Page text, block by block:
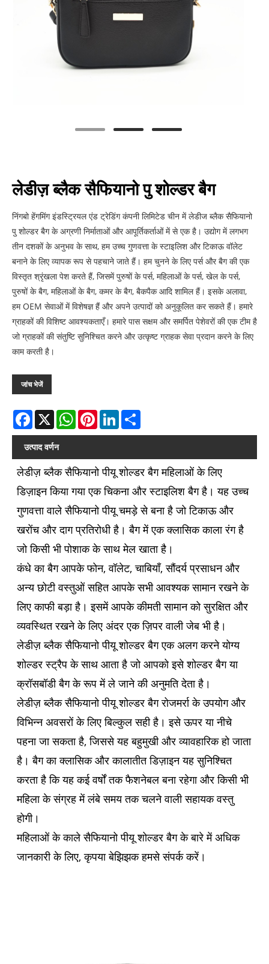
लेडीज़ ब्लैक सैफियानो पु शोल्डर बैग
निंगबो हेंगमिंग इंडस्ट्रियल एंड ट्रेडिंग कंपनी लिमिटेड चीन में लेडीज ब्लैक सैफियानो
पु शोल्डर बैग के अग्रणी निर्माताओं और आपूर्तिकर्ताओं में से एक है। उद्योग में लगभग
तीन दशकों के अनुभव के साथ, हम उच्च गुणवत्ता के स्टाइलिश और टिकाऊ वॉलेट
बनाने के लिए व्यापक रूप से पहचाने जाते हैं। हम चुनने के लिए पर्स और बैग की एक
विस्तृत श्रृंखला पेश करते हैं, जिसमें पुरुषों के पर्स, महिलाओं के पर्स, खेल के पर्स,
पुरुषों के बैग, महिलाओं के बैग, कमर के बैग, बैकपैक आदि शामिल हैं। इसके अलावा,
हम OEM सेवाओं में विशेषज्ञ हैं और अपने उत्पादों को अनुकूलित कर सकते हैं। हमारे
ग्राहकों की विशिष्ट आवश्यकताएँ। हमारे पास सक्षम और समर्पित पेशेवरों की एक टीम है
जो ग्राहकों की संतुष्टि सुनिश्चित करने और उत्कृष्ट ग्राहक सेवा प्रदान करने के लिए
काम करती है।
जांच भेजें
Facebook
X WhatsAppPinterestLinkedIn
उत्पाद वर्णन
लेडीज़ ब्लैक सैफियानो पीयू शोल्डर बैग महिलाओं के लिए
डिज़ाइन किया गया एक चिकना और स्टाइलिश बैग है। यह उच्च
गुणवत्ता वाले सैफियानो पीयू चमड़े से बना है जो टिकाऊ और
खरोंच और दाग प्रतिरोधी है। बैग में एक क्लासिक काला रंग है
जो किसी भी पोशाक के साथ मेल खाता है।
कंधे का बैग आपके फोन, वॉलेट, चाबियाँ, सौंदर्य प्रसाधन और
अन्य छोटी वस्तुओं सहित आपके सभी आवश्यक सामान रखने के
लिए काफी बड़ा है। इसमें आपके कीमती सामान को सुरक्षित और
व्यवस्थित रखने के लिए अंदर एक ज़िपर वाली जेब भी है।
लेडीज़ ब्लैक सैफियानो पीयू शोल्डर बैग एक अलग करने योग्य
शोल्डर स्ट्रैप के साथ आता है जो आपको इसे शोल्डर बैग या
क्रॉसबॉडी बैग के रूप में ले जाने की अनुमति देता है।
लेडीज़ ब्लैक सैफियानो पीयू शोल्डर बैग रोजमर्रा के उपयोग और
विभिन्न अवसरों के लिए बिल्कुल सही है। इसे ऊपर या नीचे
पहना जा सकता है, जिससे यह बहुमुखी और व्यावहारिक हो जाता
है। बैग का क्लासिक और कालातीत डिज़ाइन यह सुनिश्चित
करता है कि यह कई वर्षों तक फैशनेबल बना रहेगा और किसी भी
महिला के संग्रह में लंबे समय तक चलने वाली सहायक वस्तु
होगी।
महिलाओं के काले सैफियानो पीयू शोल्डर बैग के बारे में अधिक
जानकारी के लिए, कृपया बेझिझक हमसे संपर्क करें।